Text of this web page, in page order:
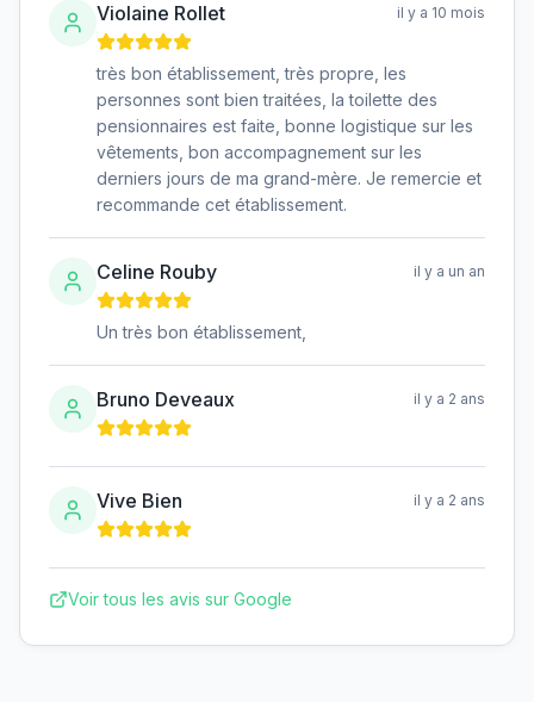
Violaine Rollet il y a 10 mois
très bon établissement, très propre, les
personnes sont bien traitées, la toilette des
pensionnaires est faite, bonne logistique sur les
vêtements, bon accompagnement sur les
derniers jours de ma grand-mère. Je remercie et
recommande cet établissement.
Celine Rouby il y a un an
Un très bon établissement,
Bruno Deveaux il y a 2 ans
Vive Bien il y a 2 ans
Voir tous les avis sur Google